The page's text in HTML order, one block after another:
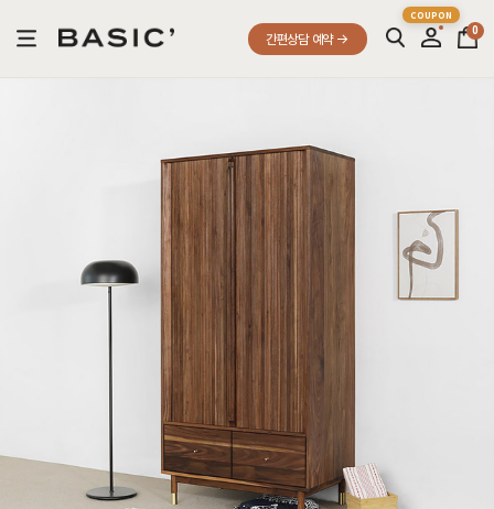
간편상담 예약
0